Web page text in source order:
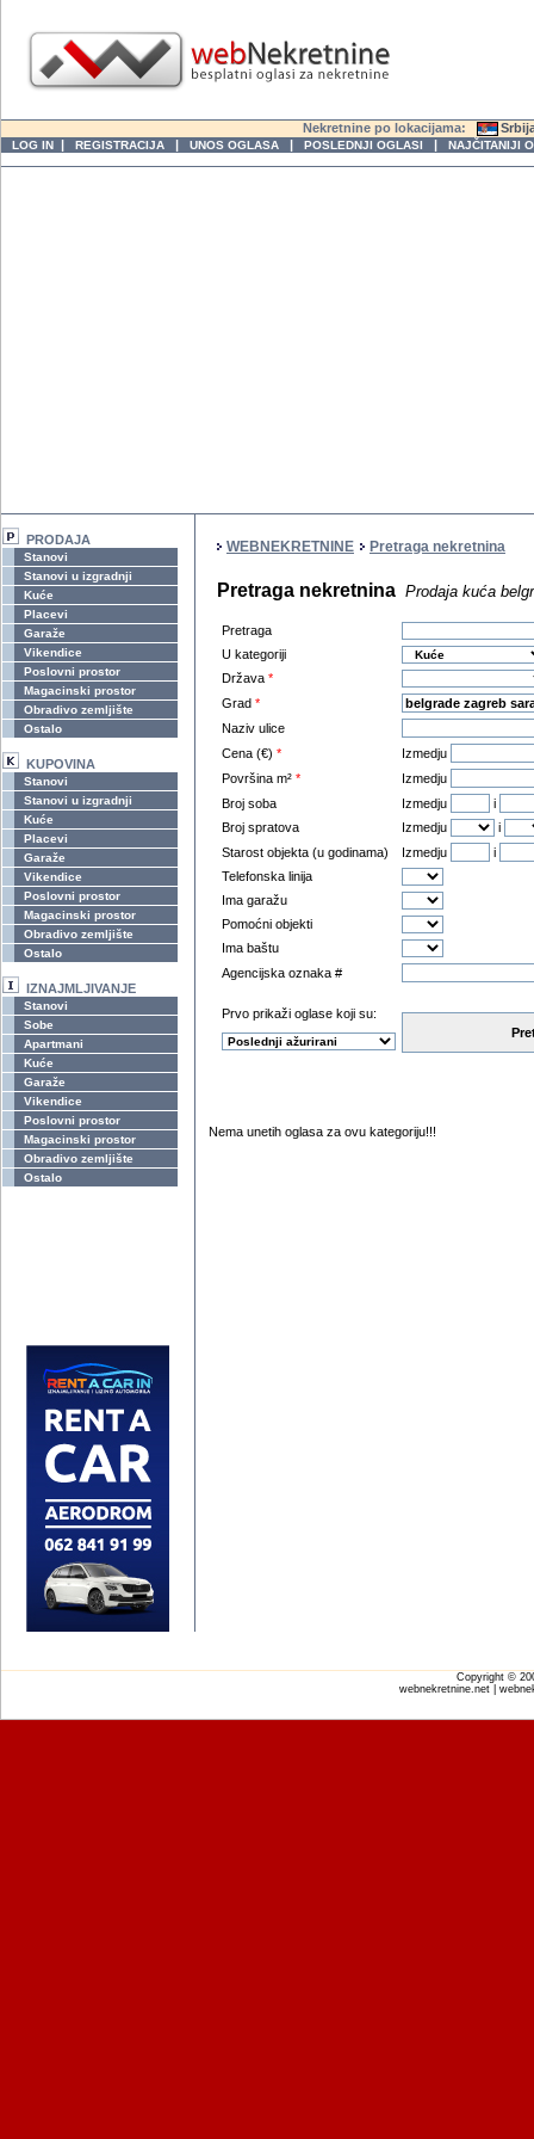
Nekretnine po lokacijama:
LOG IN | REGISTRACIJA | UNOS OGLASA | POSLEDNJI OGLASI | NAJČITANIJI
PRODAJA
Stanovi
Stanovi u izgradnji
Kuće
Placevi
Garaže
Vikendice
Poslovni prostor
Magacinski prostor
Obradivo zemljište
Ostalo
KUPOVINA
Stanovi
Stanovi u izgradnji
Kuće
Placevi
Garaže
Vikendice
Poslovni prostor
Magacinski prostor
Obradivo zemljište
Ostalo
IZNAJMLJIVANJE
Stanovi
Sobe
Apartmani
Kuće
Garaže
Vikendice
Poslovni prostor
Magacinski prostor
Obradivo zemljište
Ostalo
WEBNEKRETNINE Pretraga nekretnina
Pretraga nekretnina Prodaja kuća
Pretraga
U kategoriji
Država *
Grad *
Naziv ulice
Cena (€) *
Izmedju
Površina m² *
Izmedju
Broj soba
Izmedju
i
Broj spratova
Izmedju
i
Starost objekta (u godinama)
Izmedju
i
Telefonska linija
Ima garažu
Pomoćni objekti
Ima baštu
Agencijska oznaka #
Prvo prikaži oglase koji su:
Nema unetih oglasa za ovu kategoriju!!!
Copyright ©
webnekretnine.net |